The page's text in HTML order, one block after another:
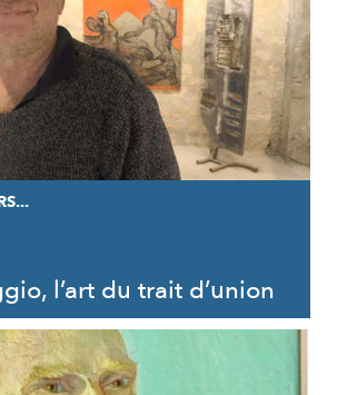
l’art du trait d’union